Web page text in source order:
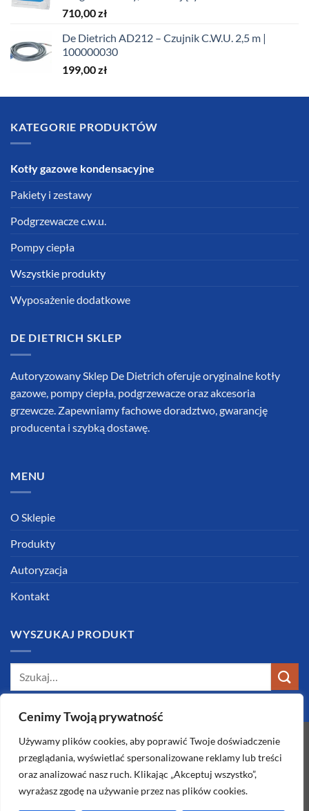
Cenimy Twoją prywatność
Używamy plików cookies, aby poprawić Twoje doświadczenie
przeglądania, wyświetlać spersonalizowane reklamy lub treści
oraz analizować nasz ruch. Klikając „Akceptuj wszystko”,
wyrażasz zgodę na używanie przez nas plików cookies.
710,00zł
De Dietrich AD212 – Czujnik C.W.U. 2,5 m |
100000030
199,00zł
KATEGORIE PRODUKTÓW
Kotły gazowe kondensacyjne
Pakiety i zestawy
Podgrzewacze c.w.u.
Pompy ciepła
Wszystkie produkty
Wyposażenie dodatkowe
DE DIETRICH SKLEP
Autoryzowany Sklep De Dietrich oferuje oryginalne kotły
gazowe, pompy ciepła, podgrzewacze oraz akcesoria
grzewcze. Zapewniamy fachowe doradztwo, gwarancję
producenta i szybką dostawę.
MENU
O Sklepie
Produkty
Autoryzacja
Kontakt
WYSZUKAJ PRODUKT